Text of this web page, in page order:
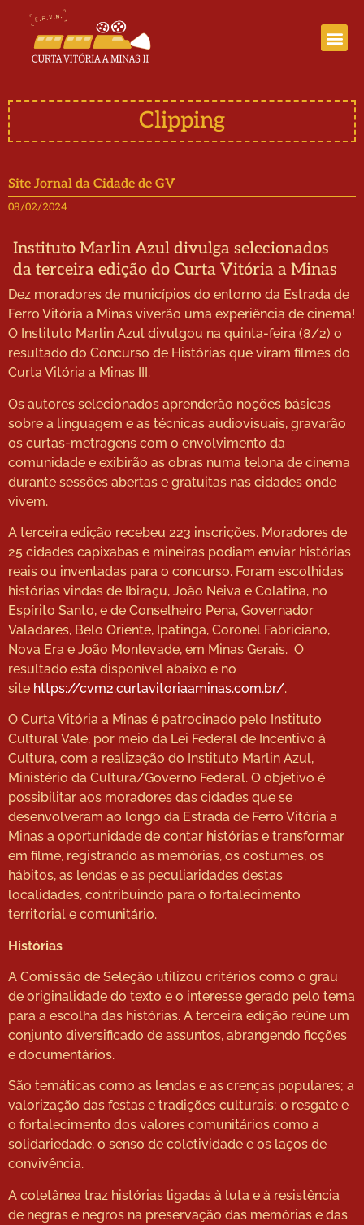
Clipping
Site Jornal da Cidade de GV
08/02/2024
Instituto Marlin Azul divulga selecionados
da terceira edição do Curta Vitória a Minas
Dez moradores de municípios do entorno da Estrada de
Ferro Vitória a Minas viverão uma experiência de cinema!
O Instituto Marlin Azul divulgou na quinta-feira (8/2) o
resultado do Concurso de Histórias que viram filmes do
Curta Vitória a Minas III.
Os autores selecionados aprenderão noções básicas
sobre a linguagem e as técnicas audiovisuais, gravarão
os curtas-metragens com o envolvimento da
comunidade e exibirão as obras numa telona de cinema
durante sessões abertas e gratuitas nas cidades onde
vivem.
A terceira edição recebeu 223 inscrições. Moradores de
25 cidades capixabas e mineiras podiam enviar histórias
reais ou inventadas para o concurso. Foram escolhidas
histórias vindas de Ibiraçu, João Neiva e Colatina, no
Espírito Santo, e de Conselheiro Pena, Governador
Valadares, Belo Oriente, Ipatinga, Coronel Fabriciano,
Nova Era e João Monlevade, em Minas Gerais. O
resultado está disponível abaixo e no
site https://cvm2.curtavitoriaaminas.com.br/.
O Curta Vitória a Minas é patrocinado pelo Instituto
Cultural Vale, por meio da Lei Federal de Incentivo à
Cultura, com a realização do Instituto Marlin Azul,
Ministério da Cultura/Governo Federal. O objetivo é
possibilitar aos moradores das cidades que se
desenvolveram ao longo da Estrada de Ferro Vitória a
Minas a oportunidade de contar histórias e transformar
em filme, registrando as memórias, os costumes, os
hábitos, as lendas e as peculiaridades destas
localidades, contribuindo para o fortalecimento
territorial e comunitário.
Histórias
A Comissão de Seleção utilizou critérios como o grau
de originalidade do texto e o interesse gerado pelo tema
para a escolha das histórias. A terceira edição reúne um
conjunto diversificado de assuntos, abrangendo ficções
e documentários.
São temáticas como as lendas e as crenças populares; a
valorização das festas e tradições culturais; o resgate e
o fortalecimento dos valores comunitários como a
solidariedade, o senso de coletividade e os laços de
convivência.
A coletânea traz histórias ligadas à luta e à resistência
de negras e negros na preservação das memórias e das